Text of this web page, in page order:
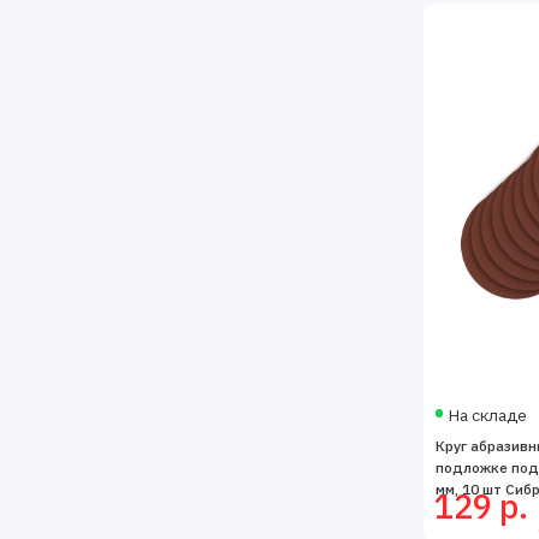
На складе
Круг
подложке под
мм, 10 шт
129 р.